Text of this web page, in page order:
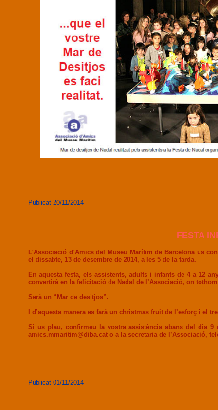
Publicat 20/11/2014
FESTA
L’Associació d’Amics del Museu Marítim de Barcelona us
el dissabte, 13 de desembre de 2014, a les 5 de la tarda.
En aquesta festa, els assistents, adults i infants de 4 a 12
convertirà en la felicitació de Nadal de l’Associació, on
Serà un “Mar de desitjos”.
I d’aquesta manera es farà un christmas fruit de l’esforç i el
Si us plau, confirmeu la vostra assistència abans del dia
amics.mmaritim@diba.cat o a la secretaria de l’Associació,
Publicat 01/11/2014